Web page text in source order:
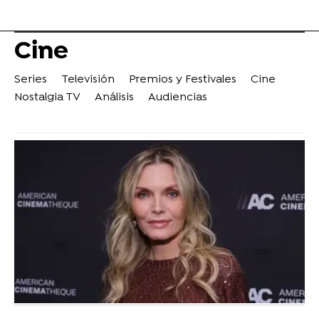
Cine
Series Televisión Premios y Festivales
Cine
Nostalgia TV
Análisis Audiencias